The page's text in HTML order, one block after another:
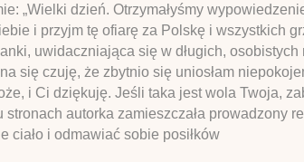
„Wielki dzień. Otrzymałyśmy
i przyjm tę ofiarę za Polskę i wszystkich
uwidaczniająca się w długich,
się czuję, że zbytnio się uniosłam
i Ci dziękuję. Jeśli taka jest wola Twoja,
autorka zamieszczała prowadzony
ciało i odmawiać sobie posiłków